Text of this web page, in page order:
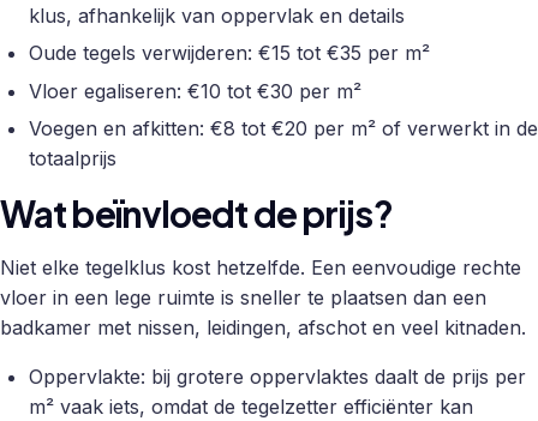
klus, afhankelijk van oppervlak en details
Oude tegels verwijderen: €15 tot €35 per m²
Vloer egaliseren: €10 tot €30 per m²
Voegen en afkitten: €8 tot €20 per m² of verwerkt in de
totaalprijs
Wat beïnvloedt de prijs?
Niet elke tegelklus kost hetzelfde. Een eenvoudige rechte
vloer in een lege ruimte is sneller te plaatsen dan een
badkamer met nissen, leidingen, afschot en veel kitnaden.
Oppervlakte: bij grotere oppervlaktes daalt de prijs per
m² vaak iets, omdat de tegelzetter efficiënter kan